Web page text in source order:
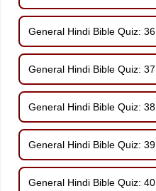
General Hindi Bible Quiz: 36
General Hindi Bible Quiz: 37
General Hindi Bible Quiz: 38
General Hindi Bible Quiz: 39
General Hindi Bible Quiz: 40